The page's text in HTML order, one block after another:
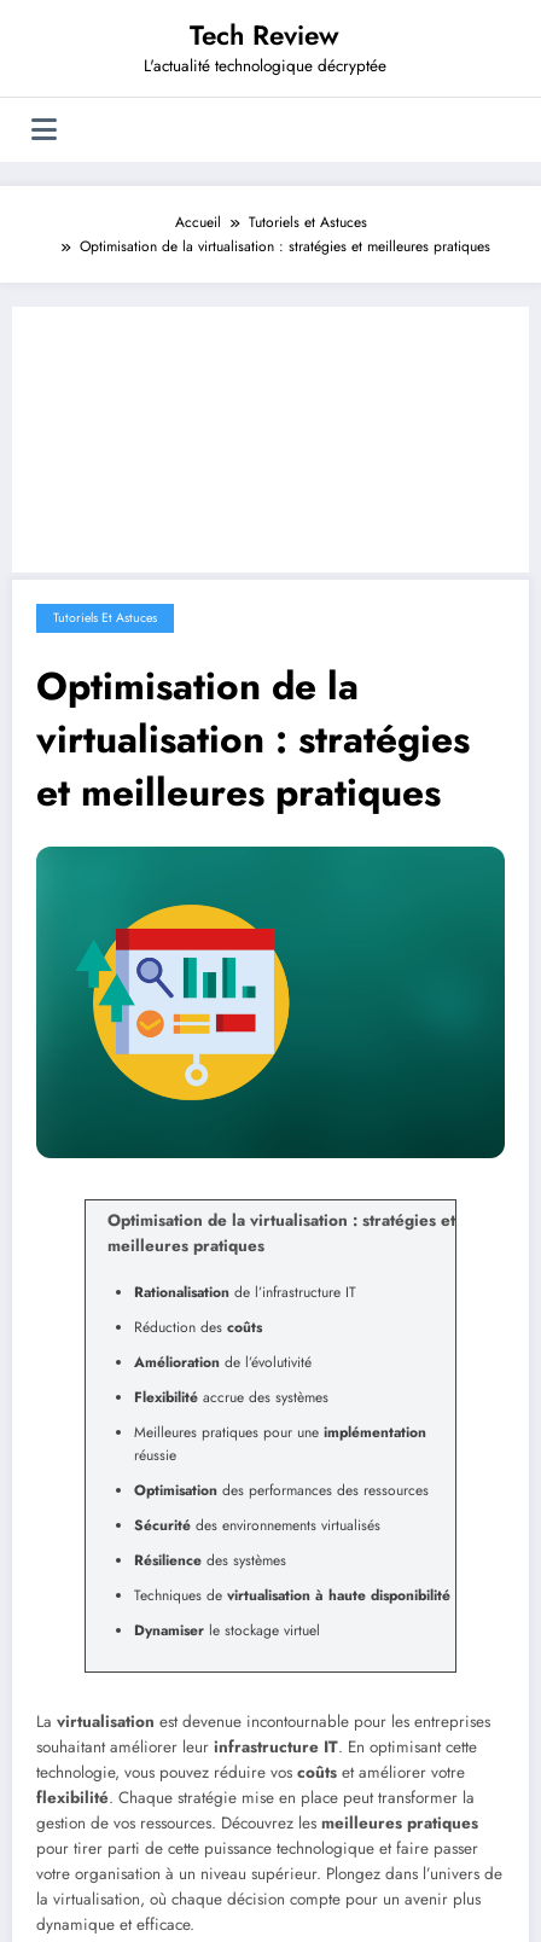
Tech Review
L'actualité technologique décryptée
Accueil
Tutoriels et Astuces
Optimisation de la virtualisation : stratégies et meilleures pratiques
Tutoriels Et Astuces
Optimisation de la
virtualisation : stratégies
et meilleures pratiques
Optimisation de la virtualisation : stratégies et
meilleures pratiques
Rationalisation de l’infrastructure IT
Réduction des coûts
Amélioration de l’évolutivité
Flexibilité accrue des systèmes
Meilleures pratiques pour une implémentation
réussie
Optimisation des performances des ressources
Sécurité des environnements virtualisés
Résilience des systèmes
Techniques de virtualisation à haute disponibilité
Dynamiser le stockage virtuel
La virtualisation est devenue incontournable pour les entreprises
souhaitant améliorer leur infrastructure IT. En optimisant cette
technologie, vous pouvez réduire vos coûts et améliorer votre
flexibilité. Chaque stratégie mise en place peut transformer la
gestion de vos ressources. Découvrez les meilleures pratiques
pour tirer parti de cette puissance technologique et faire passer
votre organisation à un niveau supérieur. Plongez dans l’univers de
la virtualisation, où chaque décision compte pour un avenir plus
dynamique et efficace.